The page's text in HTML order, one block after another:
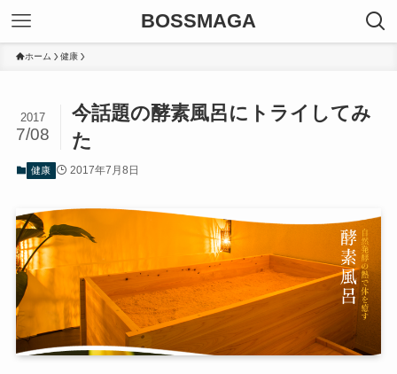
BOSSMAGA
ホーム 健康
今話題の酵素風呂にトライしてみ
た
2017
7/08
健康 2017年7月8日